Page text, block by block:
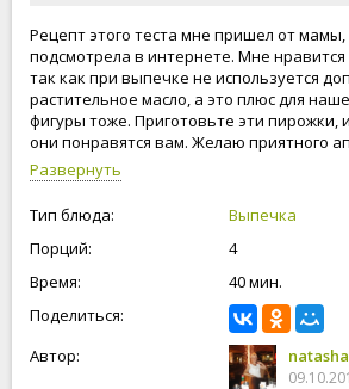
Рецепт этого теста мне пришел от мамы,
подсмотрела в интернете. Мне
так как при выпечке не используется
растительное масло, а это плюс для
фигуры тоже. Приготовьте эти пирожки,
они понравятся вам. Желаю приятного
вместе с нами, будьте счастливы и
Развернуть
Тип блюда:
Выпечка
Порций:
4
Время:
40 мин.
Поделиться:
Автор:
natasha